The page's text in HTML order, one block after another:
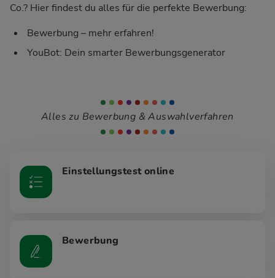
Co.? Hier findest du alles für die perfekte Bewerbung:
Bewerbung – mehr erfahren!
YouBot: Dein smarter Bewerbungsgenerator
Alles zu Bewerbung & Auswahlverfahren
Einstellungstest online
Bewerbung